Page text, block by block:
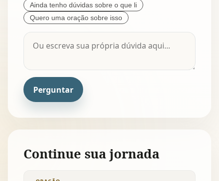
Ainda tenho dúvidas sobre o que li
Quero uma oração sobre isso
Perguntar
Continue sua jornada